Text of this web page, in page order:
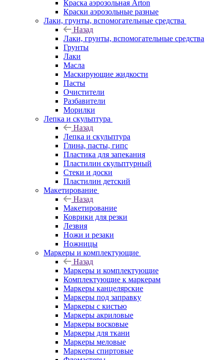
Краска аэрозольная Arton
Краски аэрозольные разные
Лаки, грунты, вспомогательные средства
Назад
Лаки, грунты, вспомогательные средства
Грунты
Лаки
Масла
Маскирующие жидкости
Пасты
Очистители
Разбавители
Морилки
Лепка и скульптура
Назад
Лепка и скульптура
Глина, пасты, гипс
Пластика для запекания
Пластилин скульптурный
Стеки и доски
Пластилин детский
Макетирование
Назад
Макетирование
Коврики для резки
Лезвия
Ножи и резаки
Ножницы
Маркеры и комплектующие
Назад
Маркеры и комплектующие
Комплектующие к маркерам
Маркеры канцелярские
Маркеры под заправку
Маркеры с кистью
Маркеры акриловые
Маркеры восковые
Маркеры для ткани
Маркеры меловые
Маркеры спиртовые